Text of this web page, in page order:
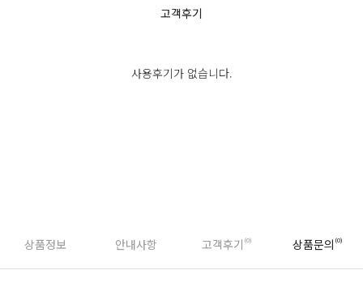
고객후기
사용후기가 없습니다.
상품정보 안내사항 고객후기 (0) 상품문의 (0)